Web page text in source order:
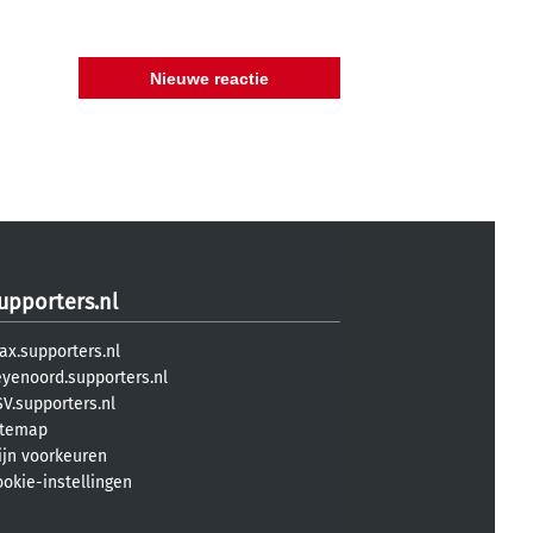
voorkeuren
instellingen